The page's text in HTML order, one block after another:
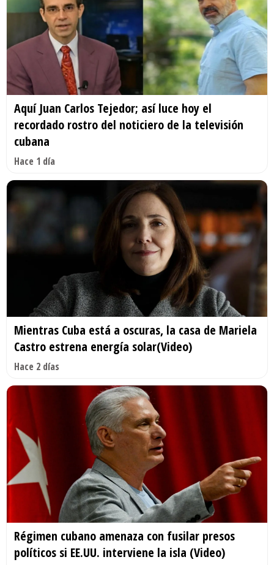
Aquí Juan Carlos Tejedor; así luce hoy el
recordado rostro del noticiero de la televisión
cubana
Hace 1 día
Mientras Cuba está a oscuras, la casa de Mariela
Castro estrena energía solar(Video)
Hace 2 días
Régimen cubano amenaza con fusilar presos
políticos si EE.UU. interviene la isla (Video)